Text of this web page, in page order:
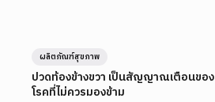
ปวดท้องข้างขวา เป็นสัญญาณเตือนของ
โรคที่ไม่ควรมองข้าม
ผลิตภัณฑ์สุขภาพ